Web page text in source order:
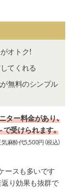
オトク！
てくれる
が無料のシンプル
ター料金があり、
受けられます。
麻酔代5,500円（税込）
ースも多いです
り効果も抜群で